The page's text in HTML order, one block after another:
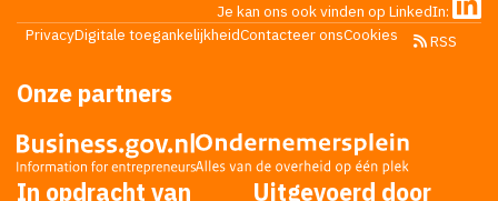
Je kan ons ook vinden op LinkedIn:
PrivacyDigitale toegankelijkheidContacteer onsCookies RSS
Onze partners
In opdracht van Uitgevoerd door